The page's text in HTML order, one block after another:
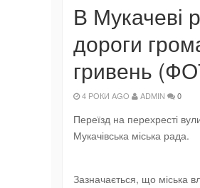
В Мукачеві
дороги
гривень
4 РОКИ AGO ADMIN 0
Переїзд на перехресті
Мукачівська міська рада.
Зазначається, що міська